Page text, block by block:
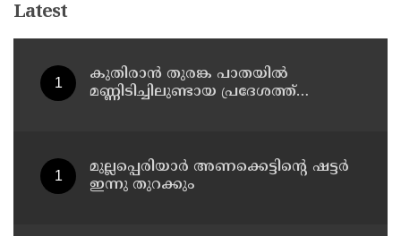
Latest
കുതിരാന്‍ തുരങ്ക പാതയില്‍
മണ്ണിടിച്ചിലുണ്ടായ പ്രദേശത്ത്
മുല്ലപ്പെരിയാര്‍ അണക്കെട്ടിന്റെ ഷട്ടര്‍
ഇന്നു തുറക്കും